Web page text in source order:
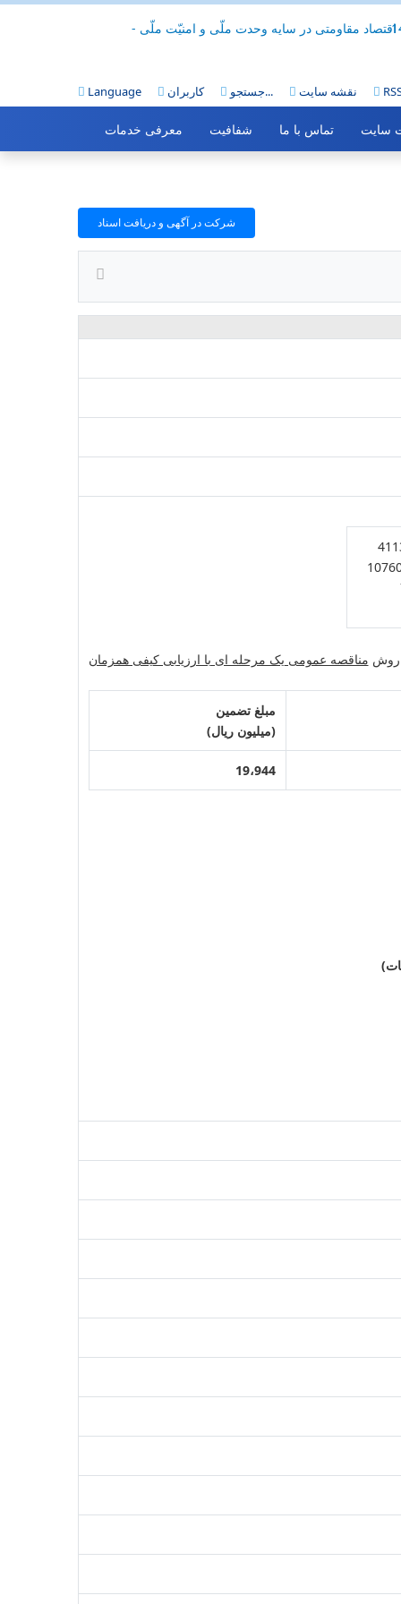
اقتصاد مقاومتی در سایه وحدت ملّی و امنیّت ملّی -
Language کاربران جستجو... نقشه سایت
سایت تماس با ما شفافیت معرفی خدمات
شرکت در آگهی و دریافت اسناد
روش مناقصه عمومی یک مرحله ای با ارزیابی کیفی همزمان
مبلغ تضمین
(میلیون ریال)
19،944